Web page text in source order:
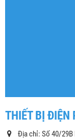
THIẾT BỊ ĐIỆN
Địa chỉ: Số 40/29B